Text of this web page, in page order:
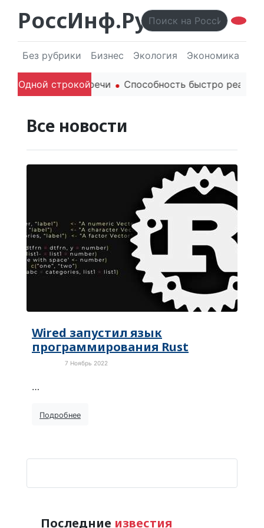
РоссИнф.Ру
Без рубрики Бизнес Экология Экономика
Одной строкой
родителей в речи Способность быстро
Все новости
Wired запустил язык
программирования Rust
7 Ноябрь 2022
…
Подробнее
Последние известия